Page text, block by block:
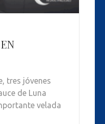
tres jóvenes
de Luna
velada